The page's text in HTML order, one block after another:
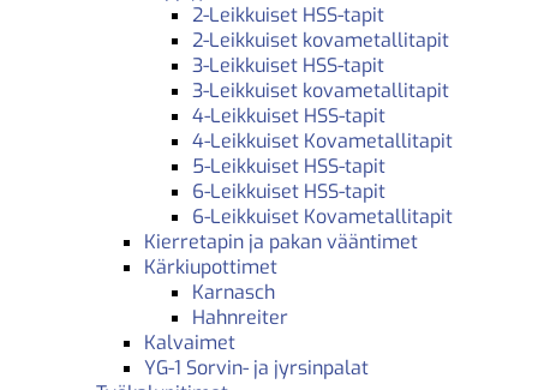
2-Leikkuiset HSS-tapit
2-Leikkuiset kovametallitapit
3-Leikkuiset HSS-tapit
3-Leikkuiset kovametallitapit
4-Leikkuiset HSS-tapit
4-Leikkuiset Kovametallitapit
5-Leikkuiset HSS-tapit
6-Leikkuiset HSS-tapit
6-Leikkuiset Kovametallitapit
Kierretapin ja pakan vääntimet
Kärkiupottimet
Karnasch
Hahnreiter
Kalvaimet
YG-1 Sorvin- ja jyrsinpalat